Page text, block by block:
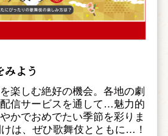
よう
楽しむ絶好の機会。各地の劇
信サービスを通して…魅力的
かでおめでたい季節を彩りま
は、ぜひ歌舞伎とともに…！